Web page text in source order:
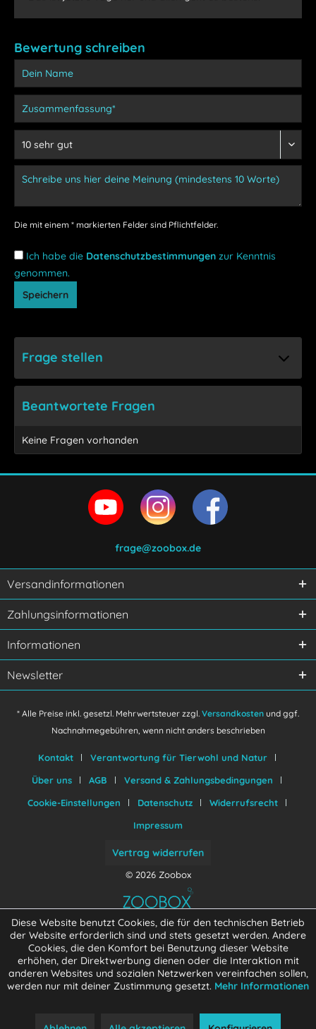
Bewertung schreiben
Die mit einem * markierten Felder sind Pflichtfelder.
Ich habe die Datenschutzbestimmungen zur Kenntnis
genommen.
Speichern
Frage stellen
Ich habe die
verstanden und stimme zu.
Mit * gekennzeichnete Felder sind Pflichtfelder.
Senden
Beantwortete Fragen
Keine Fragen vorhanden
frage@zoobox.de
Versandinformationen
Zahlungsinformationen
Informationen
Newsletter
* Alle Preise inkl. gesetzl. Mehrwertsteuer zzgl. Versandkosten und ggf.
Nachnahmegebühren, wenn nicht anders beschrieben
Kontakt
Verantwortung für Tierwohl und Natur
Über uns
AGB
Versand & Zahlungsbedingungen
Cookie-Einstellungen
Datenschutz
Widerrufsrecht
Impressum
Vertrag widerrufen
© 2026 Zoobox
Diese Website benutzt Cookies, die für den technischen Betrieb
der Website erforderlich sind und stets gesetzt werden. Andere
Cookies, die den Komfort bei Benutzung dieser Website
erhöhen, der Direktwerbung dienen oder die Interaktion mit
anderen Websites und sozialen Netzwerken vereinfachen sollen,
werden nur mit deiner Zustimmung gesetzt. Mehr Informationen